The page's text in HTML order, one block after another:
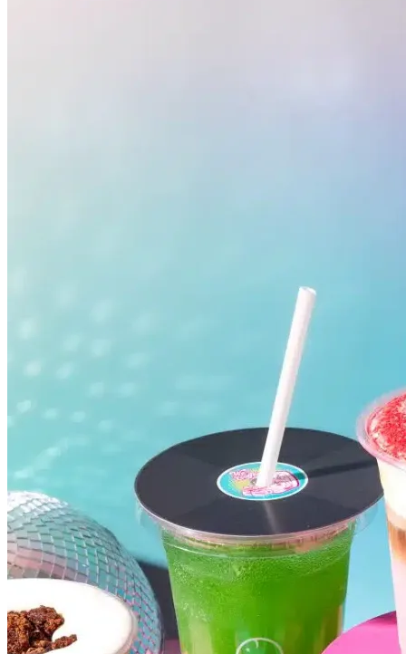
Cruzeiro